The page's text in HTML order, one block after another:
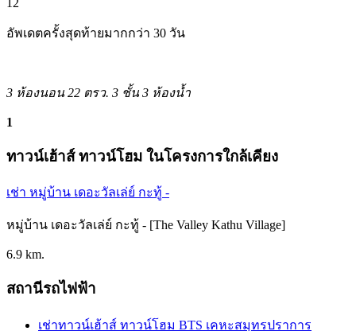
12
อัพเดตครั้งสุดท้ายมากกว่า 30 วัน
3 ห้องนอน 22 ตรว. 3 ชั้น 3 ห้องน้ำ
1
ทาวน์เฮ้าส์ ทาวน์โฮม ในโครงการใกล้เคียง
เช่า หมู่บ้าน เดอะวัลเล่ย์ กะทู้ -
หมู่บ้าน เดอะวัลเล่ย์ กะทู้ - [The Valley Kathu Village]
6.9 km.
สถานีรถไฟฟ้า
เช่าทาวน์เฮ้าส์ ทาวน์โฮม BTS เคหะสมุทรปราการ